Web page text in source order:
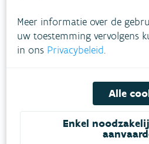
VLAAMSE
Daarvoor zetten we samen
een duurzaam lucht-,
VOLG VMM OP SOCIALE MEDIA
Meer informatie over de
uw toestemming vervolgens
in ons Privacybeleid.
Alle
Enkel